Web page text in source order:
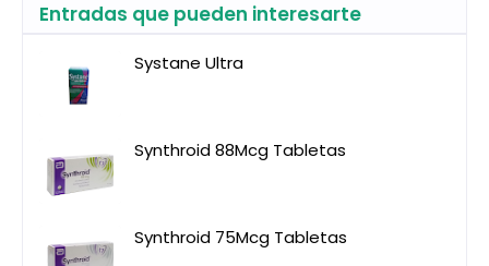
Entradas que pueden interesarte
Systane Ultra
Synthroid 88Mcg Tabletas
Synthroid 75Mcg Tabletas